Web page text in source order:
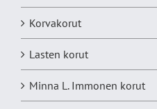
Korvakorut
Lasten korut
Minna L. Immonen korut